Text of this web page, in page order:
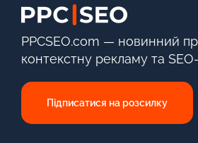
PPCSEO.com — новинний
контекстну рекламу та
Підписатися на розсилку